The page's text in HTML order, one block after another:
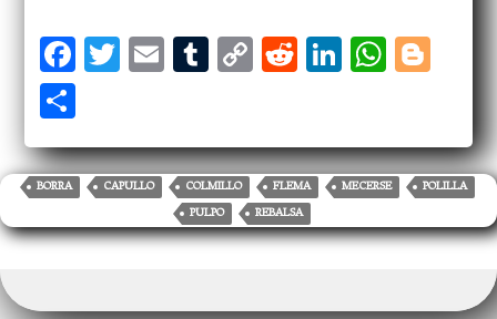
F
ac
oo
k
T
w
er
E
m
l
T
u
bl
r
C
o
y
Li
n
k
R
ed
t
Li
n
dI
n
W
h
s
A
p
p
r
h
ar
e
BORRA CAPULLO COLMILLO FLEMA MECERSE
POLILLA
PULPO
REBALSA